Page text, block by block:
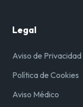
Legal
Aviso de Privacidad
Política de Cookies
Aviso Médico